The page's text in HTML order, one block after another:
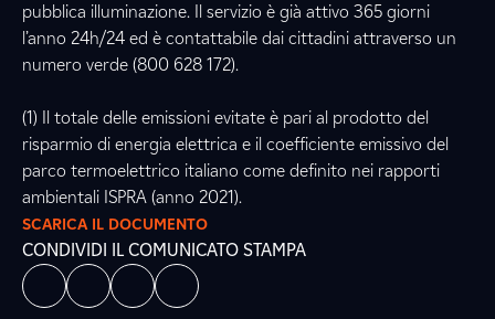
pubblica illuminazione. Il servizio è già attivo 365 giorni
l’anno 24h/24 ed è contattabile dai cittadini attraverso un
numero verde (800 628 172).
(1) Il totale delle emissioni evitate è pari al prodotto del
risparmio di energia elettrica e il coefficiente emissivo del
parco termoelettrico italiano come definito nei rapporti
ambientali ISPRA (anno 2021).
SCARICA IL DOCUMENTO
CONDIVIDI IL COMUNICATO STAMPA